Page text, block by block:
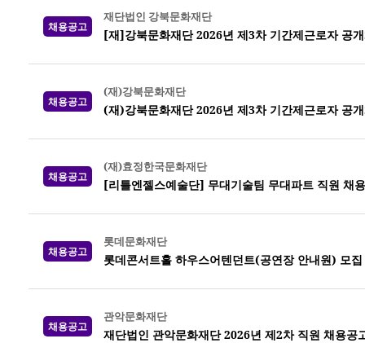
채용공고
재단법인 강북문화재단
[재]강북문화재단 2026년 제3차 기간제근로자 공
채용공고
(재)강북문화재단
(재)강북문화재단 2026년 제3차 기간제근로자 공
채용공고
(재)효정한국문화재단
[리틀엔젤스예술단] 무대기술팀 무대파트 직원 채용
채용공고
롯데문화재단
롯데콘서트홀 하우스어텐던트(공연장 안내원) 모
채용공고
관악문화재단
재단법인 관악문화재단 2026년 제2차 직원 채용공